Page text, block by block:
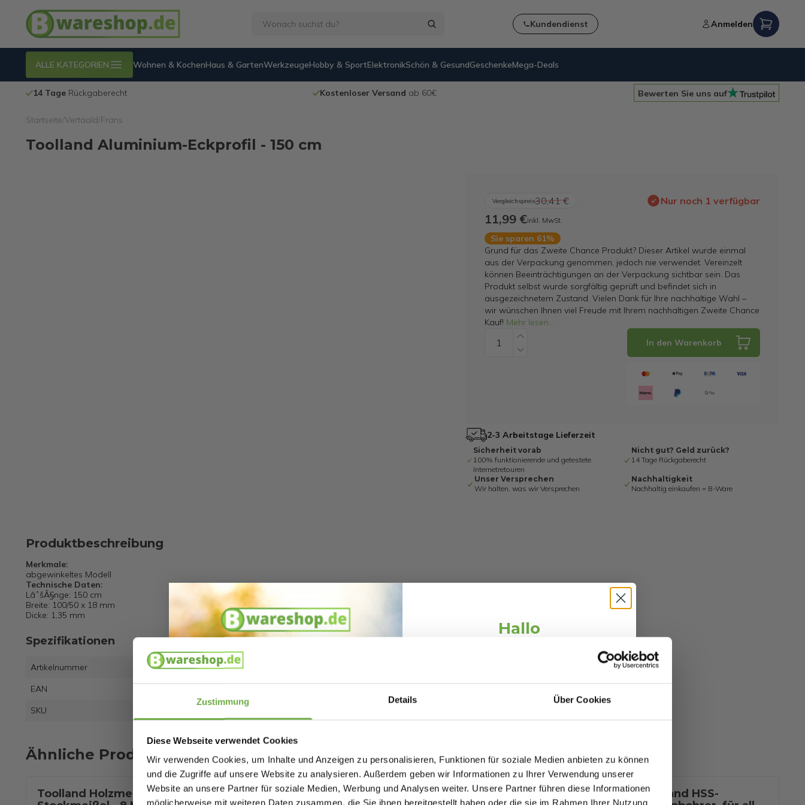
Zustimmung Details Über Cookies
Diese Webseite verwendet Cookies
Wir verwenden Cookies, um Inhalte und Anzeigen zu personalisieren, Funktionen für soziale Medien anbieten zu können
und die Zugriffe auf unsere Website zu analysieren. Außerdem geben wir Informationen zu Ihrer Verwendung unserer
Website an unsere Partner für soziale Medien, Werbung und Analysen weiter. Unsere Partner führen diese Informationen
möglicherweise mit weiteren Daten zusammen, die Sie ihnen bereitgestellt haben oder die sie im Rahmen Ihrer Nutzung
Kundendienst Anmelden
ALLE KATEGORIEN Wohnen & KochenHaus & GartenWerkzeugeHobby & SportElektronikSchön & GesundGeschenkeMega-Deals
14 Tage Rückgaberecht Kostenloser Versand ab 60€ Nachhaltigkeit= B-Ware
Bewerten Sie uns auf
Startseite Vertaald Frans
Toolland Aluminium-Eckprofil - 150 cm
Vergleichspreis30,41 € Nur noch 1 verfügbar
11,99 €inkl. MwSt.
Sie sparen 61%
Grund für das Zweite Chance Produkt? Dieser Artikel wurde einmal
aus der Verpackung genommen, jedoch nie verwendet. Vereinzelt
können Beeinträchtigungen an der Verpackung sichtbar sein. Das
Produkt selbst wurde sorgfältig geprüft und befindet sich in
ausgezeichnetem Zustand. Vielen Dank für Ihre nachhaltige Wahl –
wir wünschen Ihnen viel Freude mit Ihrem nachhaltigen Zweite Chance
Kauf! Mehr lesen...
In den Warenkorb
2-3 Arbeitstage Lieferzeit
Sicherheit vorab
100% funktionierende und getestete
Internetretouren
Nicht gut? Geld zurück?
14 Tage Rückgaberecht
Unser Versprechen
Wir halten, was wir Versprechen
Nachhaltigkeit
Nachhaltig einkaufen = B-Ware
Produktbeschreibung
Merkmale:
abgewinkeltes Modell
Technische Daten:
LâˆšÂ§nge: 150 cm
Breite: 100/50 x 18 mm
Dicke: 1,35 mm
Spezifikationen
Artikelnummer
EAN
SKU
137727553
Ähnliche Produkte
Toolland Holzmeißel -
Toolland -
Toolland Leimkamm,
Toolland Crimpzange
Toolland HSS-
Hallo
Schnäppchenjäger 👋
Willkommensrabatt.
Rabatten bis zu 70%.